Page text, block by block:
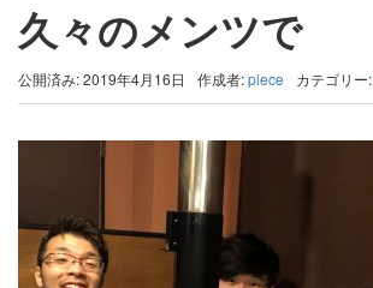
久々のメンツで
公開済み: 2019年4月16日 作成者:piece カテゴリー: